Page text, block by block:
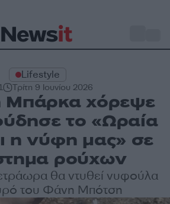
Lifestyle
Τρίτη 9 Ιουνίου 2026
χόρεψε
το «Ωραία
η νύφη μας» σε
ρούχων
θα ντυθεί νυφούλα
του Φάνη Μπότση